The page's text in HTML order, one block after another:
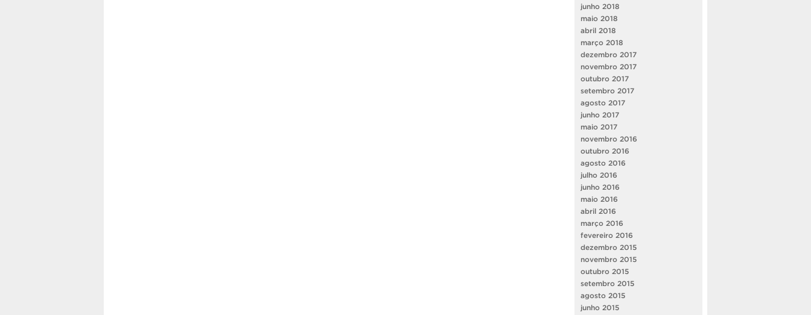
junho 2018
maio 2018
abril 2018
março 2018
dezembro 2017
novembro 2017
outubro 2017
setembro 2017
agosto 2017
junho 2017
maio 2017
novembro 2016
outubro 2016
agosto 2016
julho 2016
junho 2016
maio 2016
abril 2016
março 2016
fevereiro 2016
dezembro 2015
novembro 2015
outubro 2015
setembro 2015
agosto 2015
junho 2015